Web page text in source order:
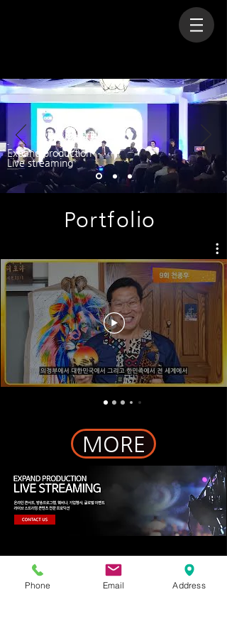
Expand production
Live streaming
Portfolio
MORE
Clients
Phone Email Address